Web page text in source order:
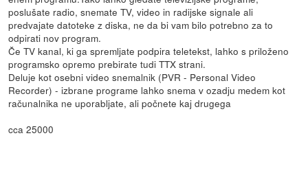
poslušate radio, snemate TV, video in radijske signale ali
predvajate datoteke z diska, ne da bi vam bilo potrebno za to
odpirati nov program.
Če TV kanal, ki ga spremljate podpira teletekst, lahko s priloženo
programsko opremo prebirate tudi TTX strani.
Deluje kot osebni video snemalnik (PVR - Personal Video
Recorder) - izbrane programe lahko snema v ozadju medem kot
računalnika ne uporabljate, ali počnete kaj drugega
cca 25000